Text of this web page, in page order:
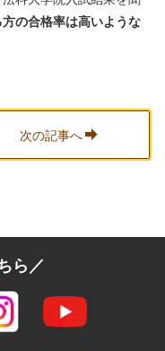
の合格率は高いような
次の記事へ
ら／